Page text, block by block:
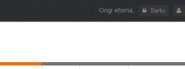
Ongi etorria, Sartu